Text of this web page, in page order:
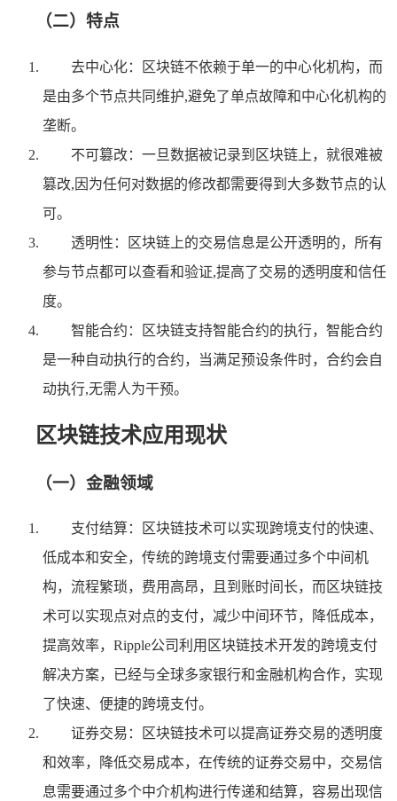
（二）特点
去中心化：区块链不依赖于单一的中心化机构，而
是由多个节点共同维护,避免了单点故障和中心化机构的
垄断。
不可篡改：一旦数据被记录到区块链上，就很难被
篡改,因为任何对数据的修改都需要得到大多数节点的认
可。
透明性：区块链上的交易信息是公开透明的，所有
参与节点都可以查看和验证,提高了交易的透明度和信任
度。
智能合约：区块链支持智能合约的执行，智能合约
是一种自动执行的合约，当满足预设条件时，合约会自
动执行,无需人为干预。
区块链技术应用现状
（一）金融领域
支付结算：区块链技术可以实现跨境支付的快速、
低成本和安全，传统的跨境支付需要通过多个中间机
构，流程繁琐，费用高昂，且到账时间长，而区块链技
术可以实现点对点的支付，减少中间环节，降低成本，
提高效率，Ripple公司利用区块链技术开发的跨境支付
解决方案，已经与全球多家银行和金融机构合作，实现
了快速、便捷的跨境支付。
证券交易：区块链技术可以提高证券交易的透明度
和效率，降低交易成本，在传统的证券交易中，交易信
息需要通过多个中介机构进行传递和结算，容易出现信